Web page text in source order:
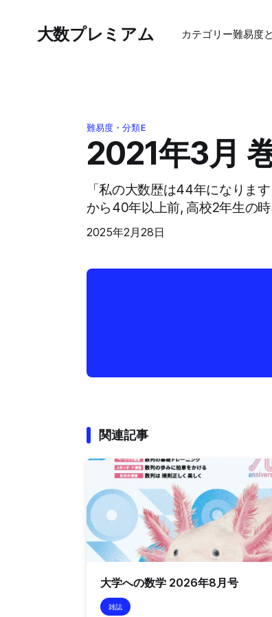
大数プレミアム カテゴリー難易度
難易度・分類E
2021年3月
「私の大数歴は44年になりま
から40年以上前, 高校2年生の
2025年2月28日
関連記事
大学への数学 2026年8月号
雑誌